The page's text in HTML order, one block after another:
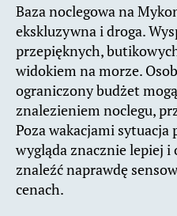
Baza noclegowa na
ekskluzywna i droga.
przepięknych,
widokiem na morze.
ograniczony budżet
znalezieniem noclegu,
Poza wakacjami sytuacja
wygląda znacznie lepiej i
znaleźć naprawdę
cenach.